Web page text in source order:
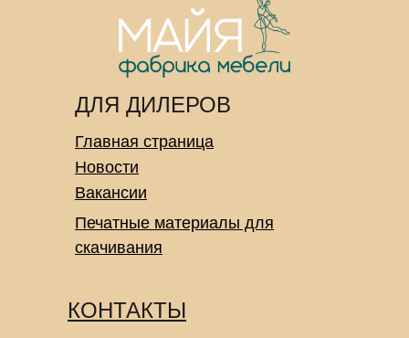
ДЛЯ ДИЛЕРОВ
КОНТАКТЫ
Главная страница
Новости
Печатные материалы для
скачивания
Вакансии